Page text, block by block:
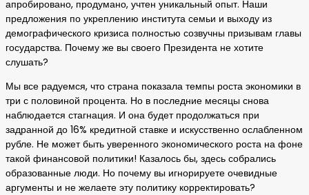
апробировано, продумано, учтен уникальный опыт. Наши
предложения по укреплению института семьи и выходу из
демографического кризиса полностью созвучны призывам главы
государства. Почему же вы своего Президента не хотите
слушать?
Мы все радуемся, что страна показала темпы роста экономики в
три с половиной процента. Но в последние месяцы снова
наблюдается стагнация. И она будет продолжаться при
задранной до 16% кредитной ставке и искусственно ослабленном
рубле. Не может быть уверенного экономического роста на фоне
такой финансовой политики! Казалось бы, здесь собрались
образованные люди. Но почему вы игнорируете очевидные
аргументы и не желаете эту политику корректировать?